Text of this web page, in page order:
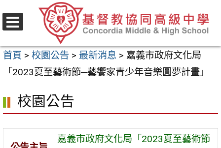
至
要
區
首頁 > 校園公告 > 最新消息 > 嘉義市政府文化局
「2023夏至藝術節─藝饗家青少年音樂圓夢計畫」
校園公告
嘉義市政府文化局「2023夏至藝術節
選
單